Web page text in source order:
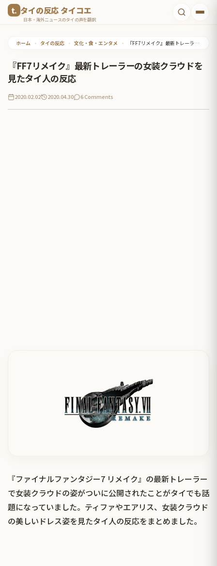
タイの反応 タイコエ
日本・海外ニュースのタイの声を翻訳
ホーム • タイの反応 • 文化・食・エンタメ • 『FF7リメイク』最新トレーラーの女装クラウドを見たタイ人の反応
『FF7リメイク』最新トレーラーの女装クラウドを
見たタイ人の反応
2020.02.02 2020.04.30 6 Comments
『ファイナルファンタジー7 リメイク』の最新トレーラー
で女装クラウドの姿がついに公開されたことがタイでも話
題になっていました。ティファやエアリス、女装クラウド
の美しいドレス姿を見たタイ人の反応をまとめました。